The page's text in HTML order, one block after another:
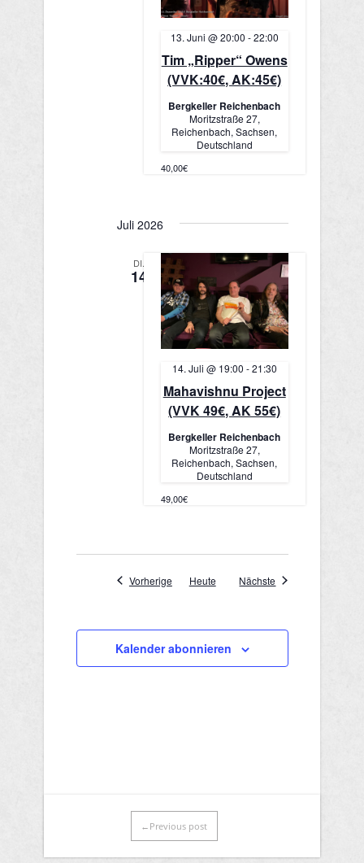
Tim „Ripper“ Owens
(VVK:40€, AK:45€)
13. Juni @ 20:00 -22:00
Bergkeller Reichenbach
Moritzstraße 27,
Reichenbach, Sachsen,
Deutschland
40,00€
Juli 2026
DI.
14
Mahavishnu Project
(VVK 49€, AK 55€)
14. Juli @ 19:00 -21:30
Bergkeller Reichenbach
Moritzstraße 27,
Reichenbach, Sachsen,
Deutschland
49,00€
VorherigeVeranstaltungen
Heute Nächste Veranstaltungen
Kalender abonnieren
←Previous post